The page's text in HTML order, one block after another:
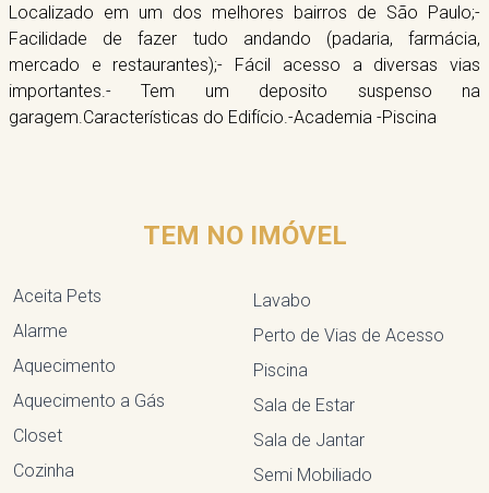
Localizado em um dos melhores bairros de São Paulo;-
Facilidade de fazer tudo andando (padaria, farmácia,
mercado e restaurantes);- Fácil acesso a diversas vias
importantes.- Tem um deposito suspenso na
garagem.Características do Edifício.-Academia -Piscina
TEM NO IMÓVEL
Aceita Pets
Alarme
Aquecimento
Aquecimento a Gás
Closet
Cozinha
Lavabo
Perto de Vias de Acesso
Piscina
Sala de Estar
Sala de Jantar
Semi Mobiliado